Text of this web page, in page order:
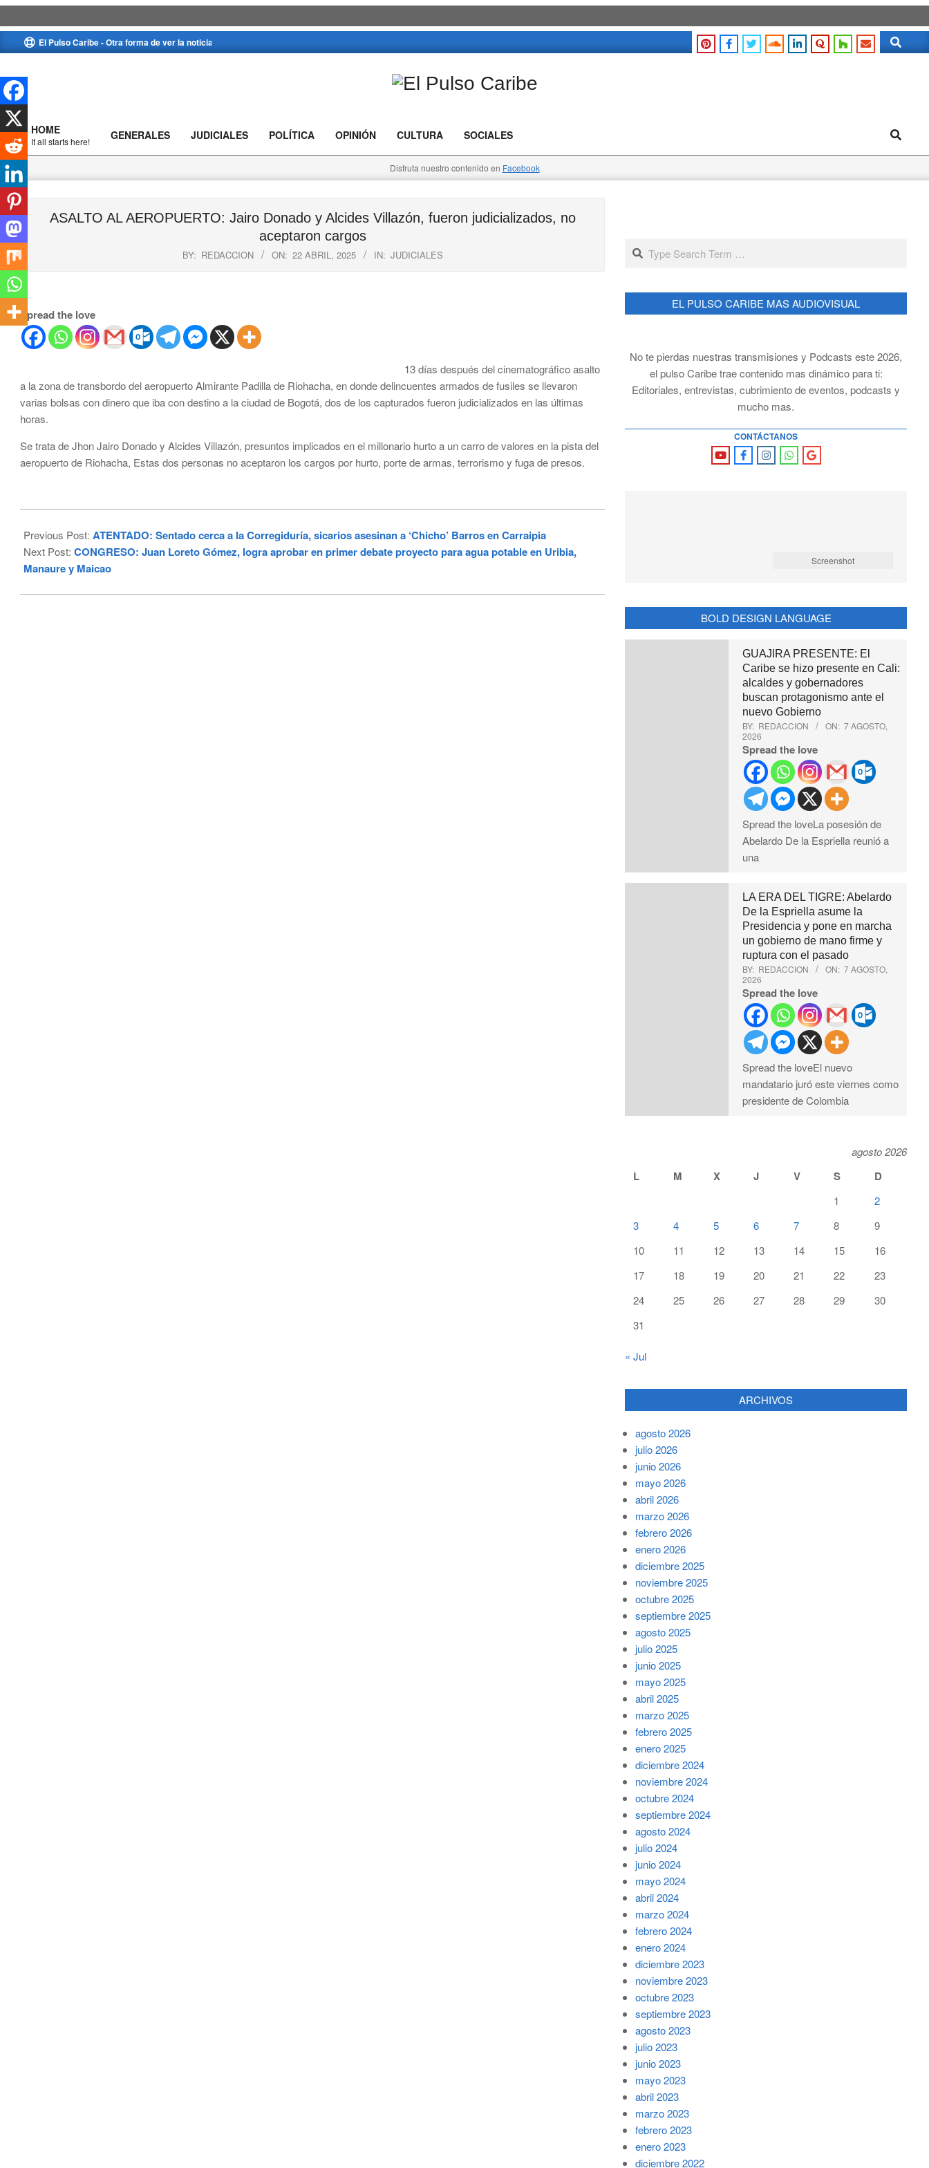
to
El Pulso Caribe - Otra forma de ver la noticia Search
Caribe
Primary
Navigation
Menu
HOME
It all starts here! GENERALES JUDICIALES POLÍTICA OPINIÓN CULTURA SOCIALES Search
Disfruta nuestro contenido en Facebook
ASALTO AL AEROPUERTO: Jairo Donado y Alcides Villazón, fueron judicializados, no
aceptaron cargos
BY: REDACCION ON: 22 ABRIL, 2025 IN: JUDICIALES
Spread the love
13 días después del cinematográfico asalto
a la zona de transbordo del aeropuerto Almirante Padilla de Riohacha, en donde delincuentes armados de fusiles se llevaron
varias bolsas con dinero que iba con destino a la ciudad de Bogotá, dos de los capturados fueron judicializados en las últimas
horas.
Se trata de Jhon Jairo Donado y Alcides Villazón, presuntos implicados en el millonario hurto a un carro de valores en la pista del
aeropuerto de Riohacha, Estas dos personas no aceptaron los cargos por hurto, porte de armas, terrorismo y fuga de presos.
04-
22
Previous Post: ATENTADO: Sentado cerca a la Corregiduría, sicarios asesinan a ‘Chicho’ Barros en Carraipia
Next Post: CONGRESO: Juan Loreto Gómez, logra aprobar en primer debate proyecto para agua potable en Uribia,
Manaure y Maicao
Search
EL PULSO CARIBE MAS AUDIOVISUAL
No te pierdas nuestras transmisiones y Podcasts este 2026,
el pulso Caribe trae contenido mas dinámico para ti:
Editoriales, entrevistas, cubrimiento de eventos, podcasts y
mucho mas.
CONTÁCTANOS
Screenshot
BOLD DESIGN LANGUAGE
GUAJIRA PRESENTE: El
Caribe se hizo presente en Cali:
alcaldes y gobernadores
buscan protagonismo ante el
nuevo Gobierno
BY: REDACCION ON: 7 AGOSTO,
2026
Spread the love
Spread the loveLa posesión de
Abelardo De la Espriella reunió a
una
LA ERA DEL TIGRE: Abelardo
De la Espriella asume la
Presidencia y pone en marcha
un gobierno de mano firme y
ruptura con el pasado
BY: REDACCION ON: 7 AGOSTO,
2026
Spread the love
Spread the loveEl nuevo
mandatario juró este viernes como
presidente de Colombia
agosto 2026
L M X J V S D
1
2
3
4 5 6 7 8
9
10
11 12 13 14 15
16
17
18 19 20 21 22
23
24
25 26 27 28 29
30
31
« Jul
ARCHIVOS
agosto 2026
julio 2026
junio 2026
mayo 2026
abril 2026
marzo 2026
febrero 2026
enero 2026
diciembre 2025
noviembre 2025
octubre 2025
septiembre 2025
agosto 2025
julio 2025
junio 2025
mayo 2025
abril 2025
marzo 2025
febrero 2025
enero 2025
diciembre 2024
noviembre 2024
octubre 2024
septiembre 2024
agosto 2024
julio 2024
junio 2024
mayo 2024
abril 2024
marzo 2024
febrero 2024
enero 2024
diciembre 2023
noviembre 2023
octubre 2023
septiembre 2023
agosto 2023
julio 2023
junio 2023
mayo 2023
abril 2023
marzo 2023
febrero 2023
enero 2023
diciembre 2022